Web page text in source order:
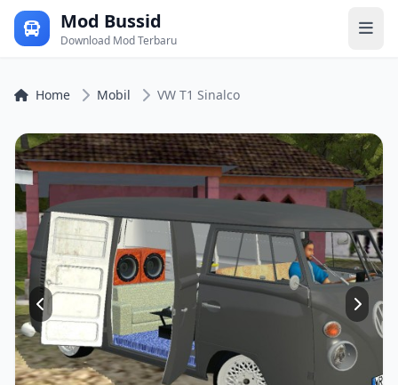
Mod Bussid
Download Mod Terbaru
Home Mobil VW T1 Sinalco